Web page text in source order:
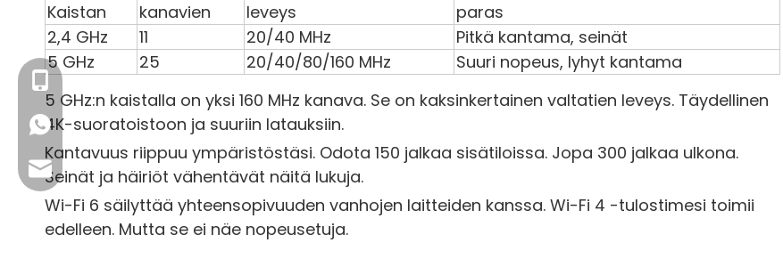
Kaistan
kanavien leveys
paras
2,4 GHz
11 20/40 MHz
Pitkä kantama, seinät
5 GHz
25 20/40/80/160 MHz
Suuri nopeus, lyhyt kantama
5 GHz:n kaistalla on yksi 160 MHz kanava. Se on kaksinkertainen valtatien leveys. Täydellinen
4K-suoratoistoon ja suuriin latauksiin.
Kantavuus riippuu ympäristöstäsi. Odota 150 jalkaa sisätiloissa. Jopa 300 jalkaa ulkona.
Seinät ja häiriöt vähentävät näitä lukuja.
Wi-Fi 6 säilyttää yhteensopivuuden vanhojen laitteiden kanssa. Wi-Fi 4 -tulostimesi toimii
edelleen. Mutta se ei näe nopeusetuja.
+86- 13923714138
+86 13923714138
Yrityksen sähköposti: sales@lb-link.com
Tekninen tuki: info@lb-link.com